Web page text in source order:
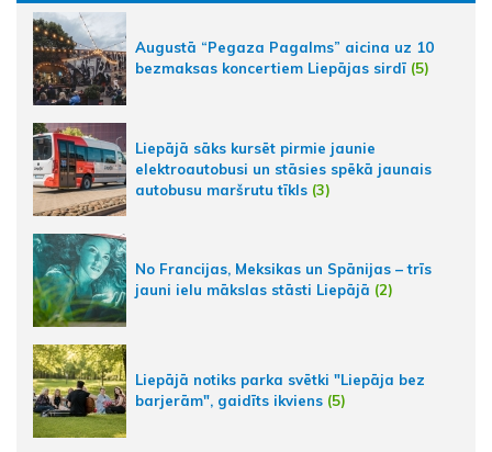
Augustā “Pegaza Pagalms” aicina uz 10
bezmaksas koncertiem Liepājas sirdī (5)
Liepājā sāks kursēt pirmie jaunie
elektroautobusi un stāsies spēkā jaunais
autobusu maršrutu tīkls (3)
No Francijas, Meksikas un Spānijas – trīs
jauni ielu mākslas stāsti Liepājā (2)
Liepājā notiks parka svētki "Liepāja bez
barjerām", gaidīts ikviens (5)